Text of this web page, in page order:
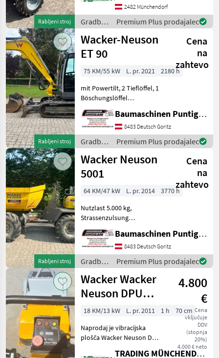
Rabljeni stroj
den Einsatz in
verschiedenen
Bauprojekten eignet.
Ausgestattet mit e
2482 Münchendorf
Gradbeni
stroji /
Wacker
Neuson
Premium Plus prodajalec
Rabljeni stroj
Wacker-Neuson
ET 90
Cena
na
zahtevo
75 KM/55 kW L. pr. 2021
2180 h
mit Powertilt, 2 Tieflöffel, 1
Böschungslöffel
Baumaschinen Puntigam
GmbH Unser Spezialgebiet:
Ankauf - Verkauf -
Vermietung von Baumaschi
Baumaschinen Puntigam GmbH
8483 Deutsch Goritz
Gradbeni
stroji /
Wacker
Neuson
Premium Plus prodajalec
Rabljeni stroj
Wacker Neuson
5001
Cena
na
zahtevo
64 KM/47 kW L. pr. 2014
3770 h
Nutzlast 5.000 kg,
Strassenzulsung
Baumaschinen Puntigam
GmbH Unser Spezialgebiet:
Ankauf - Verkauf -
Vermietung von
Baumaschinen Besuche
Baumaschinen Puntigam GmbH
8483 Deutsch Goritz
Gradbeni
stroji /
Wacker
Neuson
Premium Plus prodajalec
Wacker Wacker
Neuson DPU
100-70 LES
4.800
€
Cena
vključuje
DDV
(stopnja
20%)
4.000 € neto
18 KM/13 kW L. pr. 2011 1 h
70 cm
Naprodaj je vibracijska
plošča Wacker Neuson DPU
TRADING MÜNCHENDORF Handels GmbH